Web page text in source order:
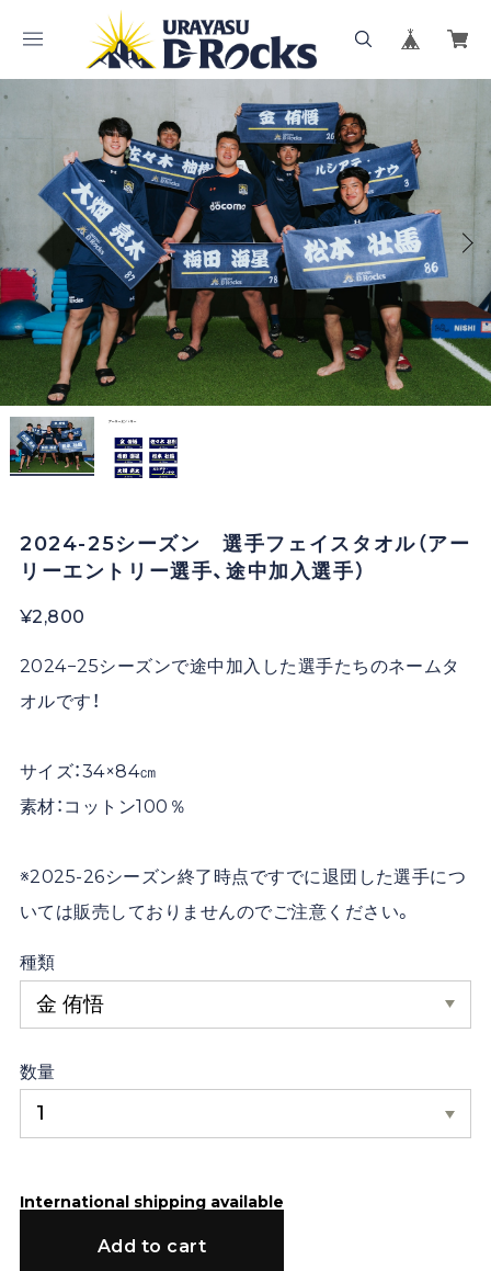
2024-25シーズン 選手フェイスタオル（アー
リーエントリー選手、途中加入選手）
¥2,800
2024−25シーズンで途中加入した選手たちのネームタ
オルです！
サイズ：34×84㎝
素材：コットン100％
※2025-26シーズン終了時点ですでに退団した選手につ
いては販売しておりませんのでご注意ください。
種類
数量
International shipping available
Add to cart